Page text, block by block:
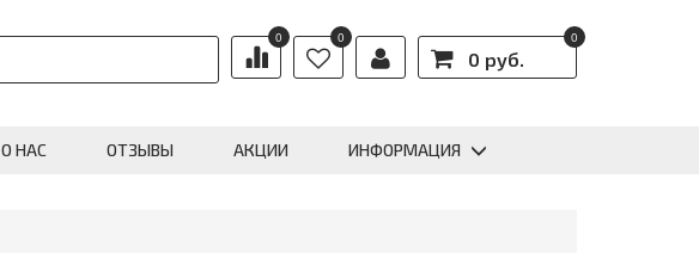
0 0
0 руб.
0
О НАС ОТЗЫВЫ АКЦИИ ИНФОРМАЦИЯ